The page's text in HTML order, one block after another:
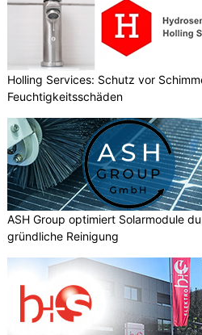
Holling Services: Schutz vor
Feuchtigkeitsschäden
ASH Group optimiert Solarmodule
gründliche Reinigung